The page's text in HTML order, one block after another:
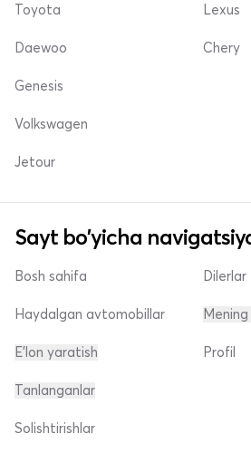
Toyota
Daewoo
Lexus
Chery
Genesis
Volkswagen
Jetour
Sayt bo'yicha
Bosh sahifa
Haydalgan avtomobillar
E'lon yaratish
Dilerlar
Profil
Tanlanganlar
Solishtirishlar